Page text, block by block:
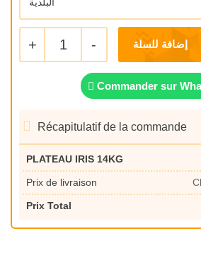
+ 1 - إضافة للسلة
Commander sur
Récapitulatif de la commande
PLATEAU IRIS 14KG
Prix de livraison
Prix Total